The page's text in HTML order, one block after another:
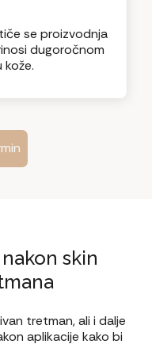
se proizvodnja
dugoročnom
skin
tretman, ali i dalje
aplikacije kako bi